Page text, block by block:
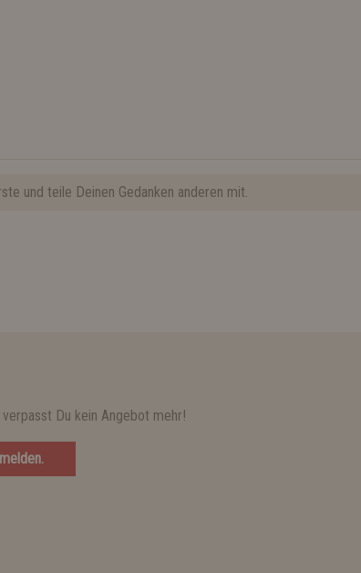
und teile Deinen Gedanken anderen mit.
Du kein Angebot mehr!